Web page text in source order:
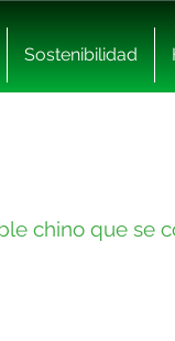
Sostenibilidad
chino que se